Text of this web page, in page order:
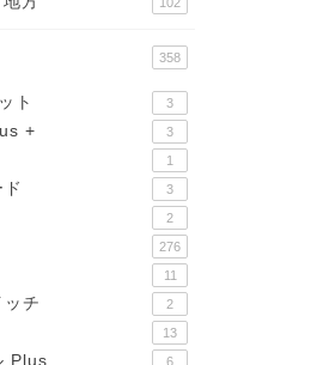
358
ト 3
+ 3
1
3
2
276
11
チ 2
13
Plus 6